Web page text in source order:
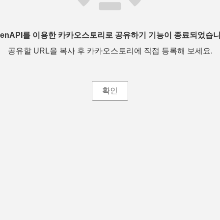
를 이용한 카카오스토리로 공유하기 기능이 종료되었습
공유할 URL을 복사 후 카카오스토리에 직접 등록해 보세요.
확인